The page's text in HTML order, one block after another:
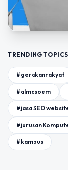
TRENDING TOPICS
#gerakanrakyat
#almasoem
#jasa SEO
#jurusan
#kampus